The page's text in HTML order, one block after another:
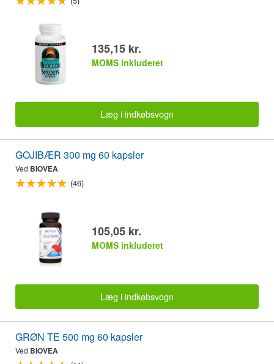
135,15 kr.
MOMS inkluderet
Læg i indkøbsvogn
GOJIBÆR 300 mg 60 kapsler
Ved BIOVEA
(46)
105,05 kr.
MOMS inkluderet
Læg i indkøbsvogn
GRØN TE 500 mg 60 kapsler
Ved BIOVEA